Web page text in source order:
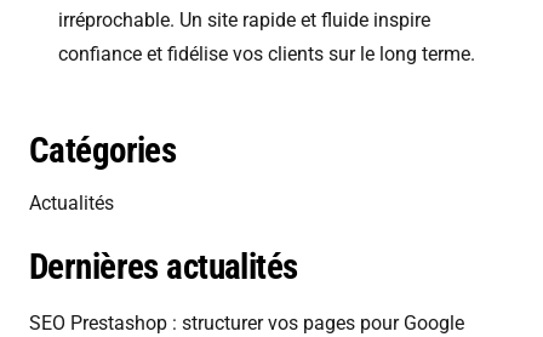
irréprochable. Un site rapide et fluide inspire
confiance et fidélise vos clients sur le long terme.
Catégories
Actualités
Dernières actualités
SEO Prestashop : structurer vos pages pour Google